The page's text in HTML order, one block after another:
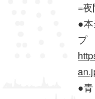
=
●
プ
●